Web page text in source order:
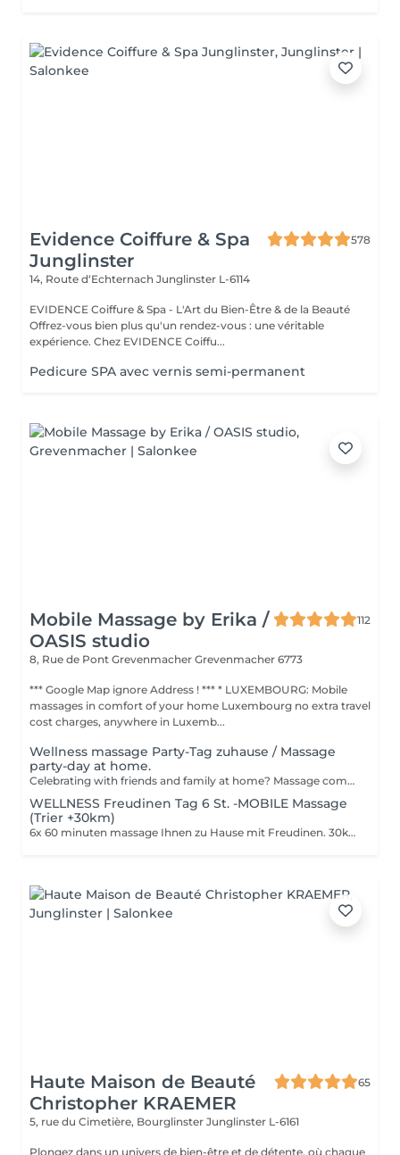
Evidence Coiffure & Spa
Junglinster
578
14, Route d‘Echternach Junglinster L-6114
EVIDENCE Coiffure & Spa - L'Art du Bien-Être & de la Beauté
Offrez-vous bien plus qu'un rendez-vous : une véritable
expérience. Chez EVIDENCE Coiffu...
Pedicure SPA avec vernis semi-permanent
Mobile Massage by Erika /
OASIS studio
112
8, Rue de Pont Grevenmacher Grevenmacher 6773
*** Google Map ignore Address ! *** * LUXEMBOURG: Mobile
massages in comfort of your home Luxembourg no extra travel
cost charges, anywhere in Luxemb...
Wellness massage Party-Tag zuhause / Massage
party-day at home.
Celebrating with friends and family at home? Massage compliments your special day. Maximum 8 person/60 min massage/ 60 euros pp.
WELLNESS Freudinen Tag 6 St. -MOBILE Massage
(Trier +30km)
6x 60 minuten massage Ihnen zu Hause mit Freudinen. 30km rum Trier.
Haute Maison de Beauté
Christopher KRAEMER
65
5, rue du Cimetière, Bourglinster Junglinster L-6161
Plongez dans un univers de bien-être et de détente, où chaque